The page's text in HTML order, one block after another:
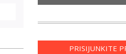
PRISIJUNKITE